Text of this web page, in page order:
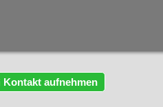
Kontakt aufnehmen